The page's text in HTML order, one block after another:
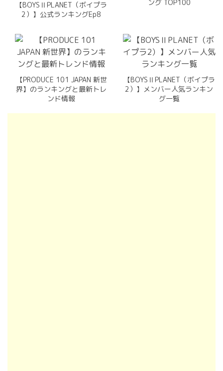
【BOYSⅡPLANET（ボイプラ
2）】公式ランキングEp8
ング TOP100
【PRODUCE 101 JAPAN 新世
界】のランキングと最新トレ
ンド情報
【BOYSⅡPLANET（ボイプラ
2）】メンバー人気ランキン
グ一覧